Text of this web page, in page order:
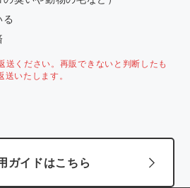
る
ください。再販できないと判断したも
いたします。
ガイドはこちら